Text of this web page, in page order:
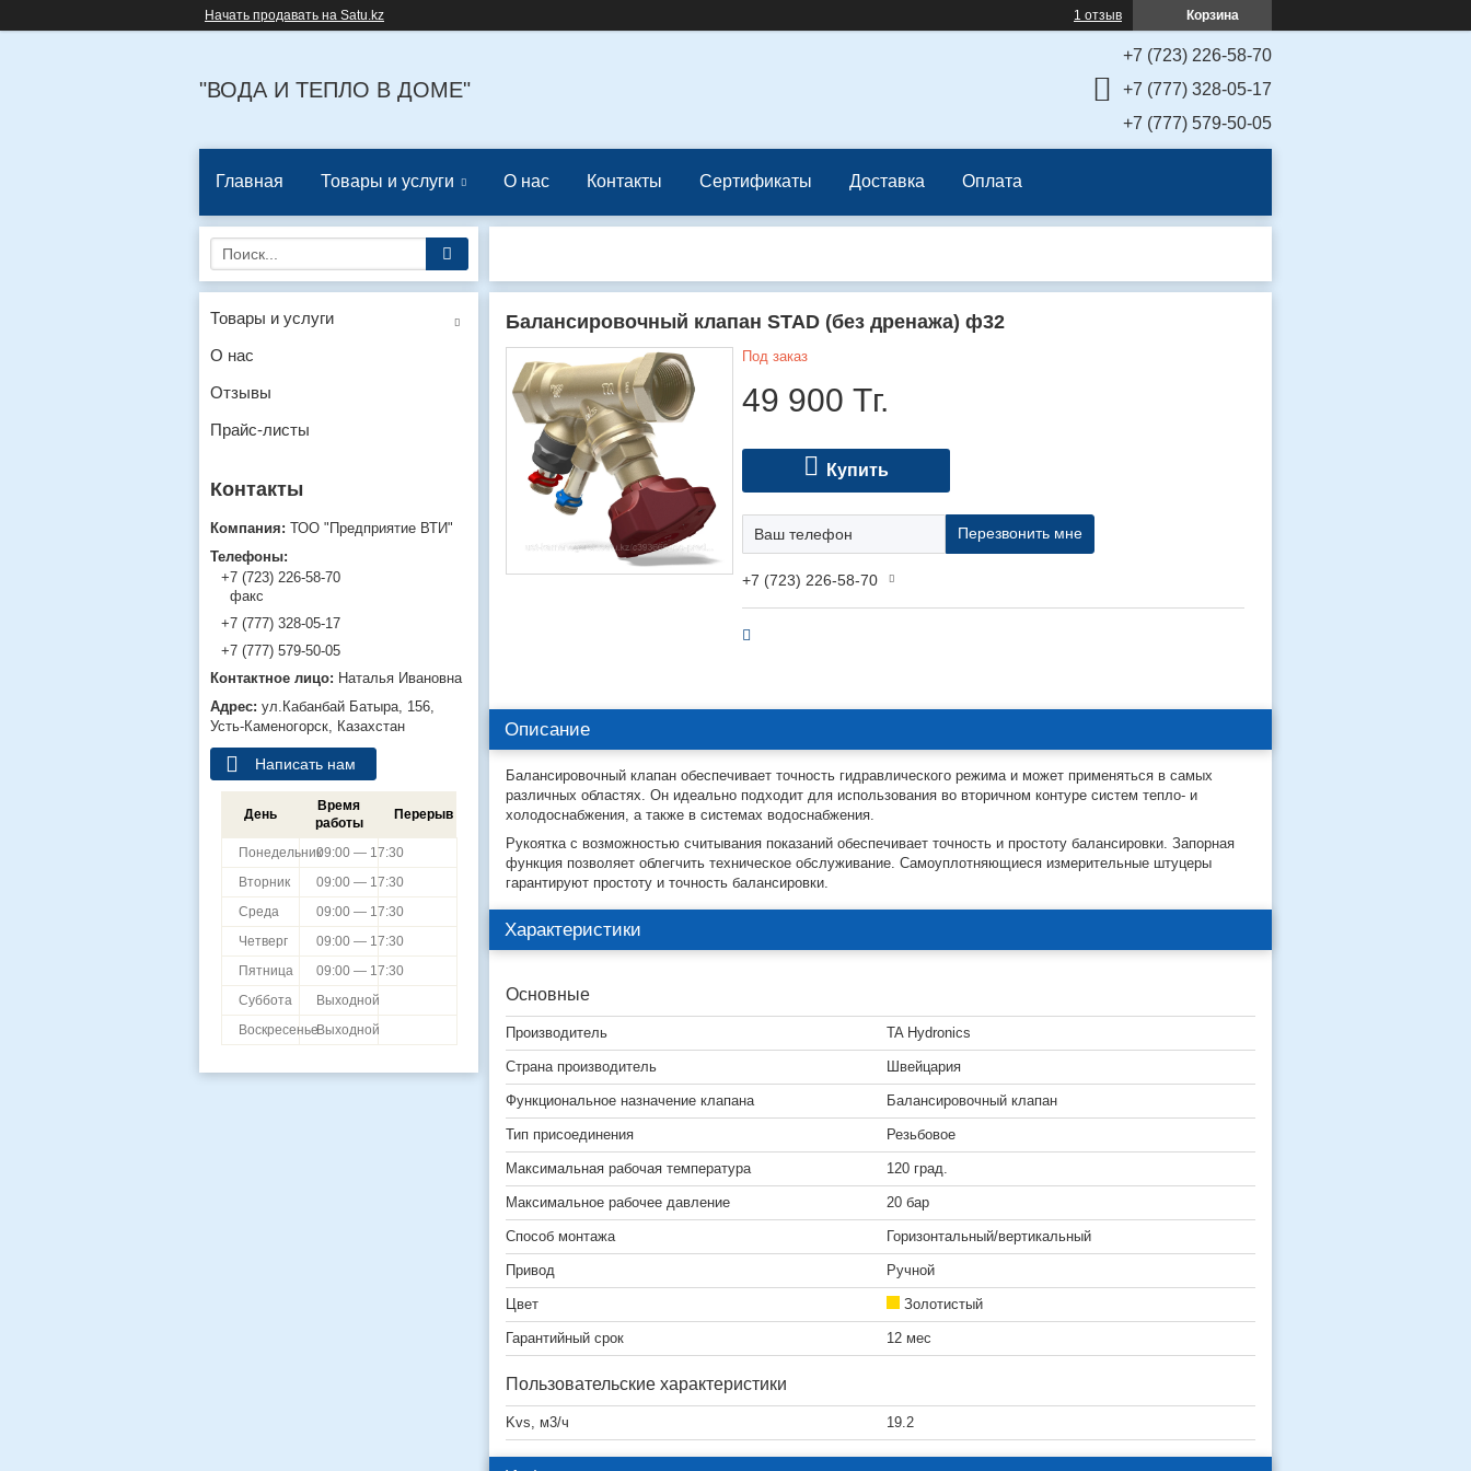
Начать продавать на Satu.kz Корзина
1 отзыв
"ВОДА И ТЕПЛО В ДОМЕ"
+7 (723) 226-58-70
+7 (777) 328-05-17
+7 (777) 579-50-05
Главная Товары и услуги О нас Контакты Сертификаты Доставка Оплата
Балансировочный клапан STAD (без дренажа) ф32
Под заказ
49 900 Тг.
Купить
Перезвонить мне
+7 (723) 226-58-70
Описание
Балансировочный клапан обеспечивает точность гидравлического режима и может применяться в самых
различных областях. Он идеально подходит для использования во вторичном контуре систем тепло- и
холодоснабжения, а также в системах водоснабжения.
Рукоятка с возможностью считывания показаний обеспечивает точность и простоту балансировки. Запорная
функция позволяет облегчить техническое обслуживание. Самоуплотняющиеся измерительные штуцеры
гарантируют простоту и точность балансировки.
Характеристики
Основные
Производитель TA Hydronics
Страна производитель Швейцария
Функциональное назначение клапана Балансировочный клапан
Тип присоединения Резьбовое
Максимальная рабочая температура 120 град.
Максимальное рабочее давление 20 бар
Способ монтажа Горизонтальный/вертикальный
Привод Ручной
Цвет Золотистый
Гарантийный срок 12 мес
Пользовательские характеристики
Kvs, м3/ч 19.2
Товары и услуги
О нас
Отзывы
Прайс-листы
ТОО "Предприятие ВТИ"
+7 (723) 226-58-70
факс
+7 (777) 328-05-17
+7 (777) 579-50-05
Наталья Ивановна
ул.Кабанбай Батыра, 156,
Усть-Каменогорск, Казахстан
Написать нам
День
Время
работы
Перерыв
Понедельник09:00 — 17:30
Вторник
09:00 — 17:30
Среда
09:00 — 17:30
Четверг
09:00 — 17:30
Пятница
09:00 — 17:30
Суббота
Выходной
ВоскресеньеВыходной